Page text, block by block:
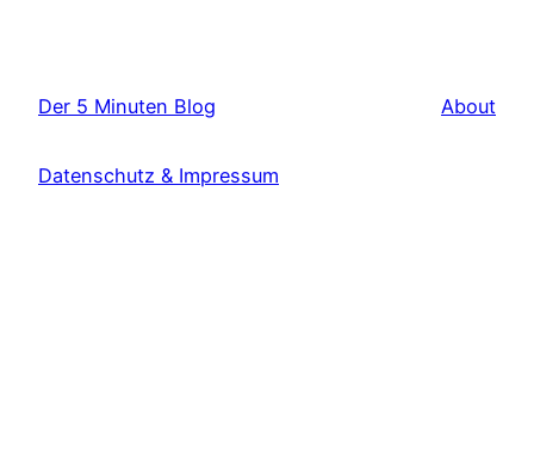
Der 5 Minuten Blog About
Datenschutz & Impressum